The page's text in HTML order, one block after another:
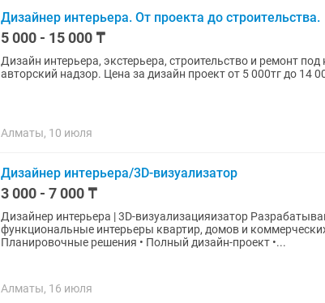
Дизайнер интерьера. От проекта до строительства.
5 000 - 15 000 ₸
Дизайн интерьера, экстерьера, строительство и ремонт
авторский надзор. Цена за дизайн проект от 5 000тг до 14
Алматы, 10 июля
Дизайнер интерьера/3D-визуализатор
3 000 - 7 000 ₸
Дизайнер интерьера | 3D-визуализацияизатор Разрабатывают современные и
функциональные интерьеры квартир, домов и коммерческих
Планировочные решения • Полный дизайн-проект •...
Алматы, 16 июля